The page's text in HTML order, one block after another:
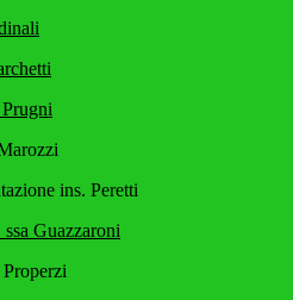
ins. Peretti
Guazzaroni